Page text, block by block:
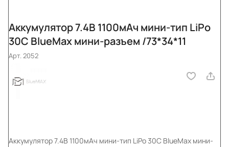
Аккумулятор 7.4В 1100мАч мини-тип LiPo
30С BlueMax мини-разъем /73*34*11
Арт.2052
Аккумулятор 7.4В 1100мАч мини-тип LiPo 30С BlueMax мини-